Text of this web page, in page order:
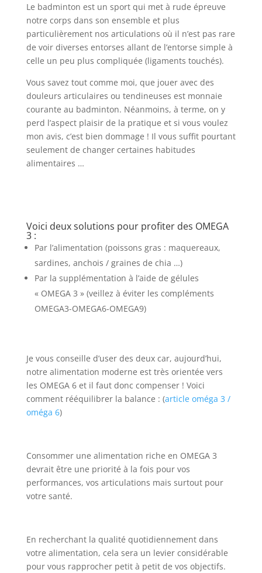
Le badminton est un sport qui met à rude épreuve
notre corps dans son ensemble et plus
particulièrement nos articulations où il n’est pas rare
de voir diverses entorses allant de l’entorse simple à
celle un peu plus compliquée (ligaments touchés).
Vous savez tout comme moi, que jouer avec des
douleurs articulaires ou tendineuses est monnaie
courante au badminton. Néanmoins, à terme, on y
perd l’aspect plaisir de la pratique et si vous voulez
mon avis, c’est bien dommage ! Il vous suffit pourtant
seulement de changer certaines habitudes
alimentaires …
Voici deux solutions pour profiter des OMEGA
3 :
Par l’alimentation (poissons gras : maquereaux,
sardines, anchois / graines de chia …)
Par la supplémentation à l’aide de gélules
« OMEGA 3 » (veillez à éviter les compléments
OMEGA3-OMEGA6-OMEGA9)
Je vous conseille d’user des deux car, aujourd’hui,
notre alimentation moderne est très orientée vers
les OMEGA 6 et il faut donc compenser ! Voici
comment rééquilibrer la balance : (article oméga 3 /
oméga 6)
Consommer une alimentation riche en OMEGA 3
devrait être une priorité à la fois pour vos
performances, vos articulations mais surtout pour
votre santé.
En recherchant la qualité quotidiennement dans
votre alimentation, cela sera un levier considérable
pour vous rapprocher petit à petit de vos objectifs.